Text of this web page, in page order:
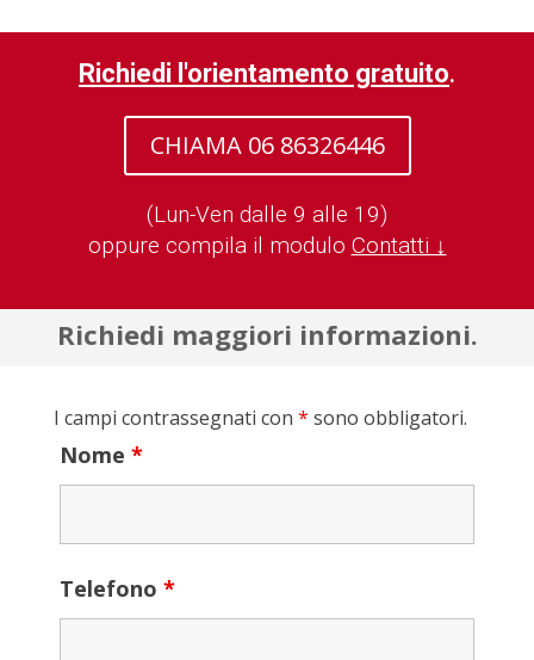
Richiedi l'orientamento gratuito.
CHIAMA 06 86326446
(Lun-Ven dalle 9 alle 19)
oppure compila il modulo Contatti ↓
Richiedi maggiori informazioni.
I campi contrassegnati con * sono obbligatori.
Nome *
Telefono *